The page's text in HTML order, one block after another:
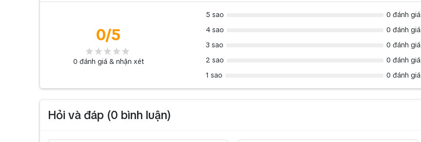
0/5
0 đánh giá & nhận xét
5 sao
0 đánh giá
4 sao
0 đánh giá
3 sao
0 đánh giá
2 sao
0 đánh giá
1 sao
0 đánh giá
Hỏi và đáp (0 bình luận)